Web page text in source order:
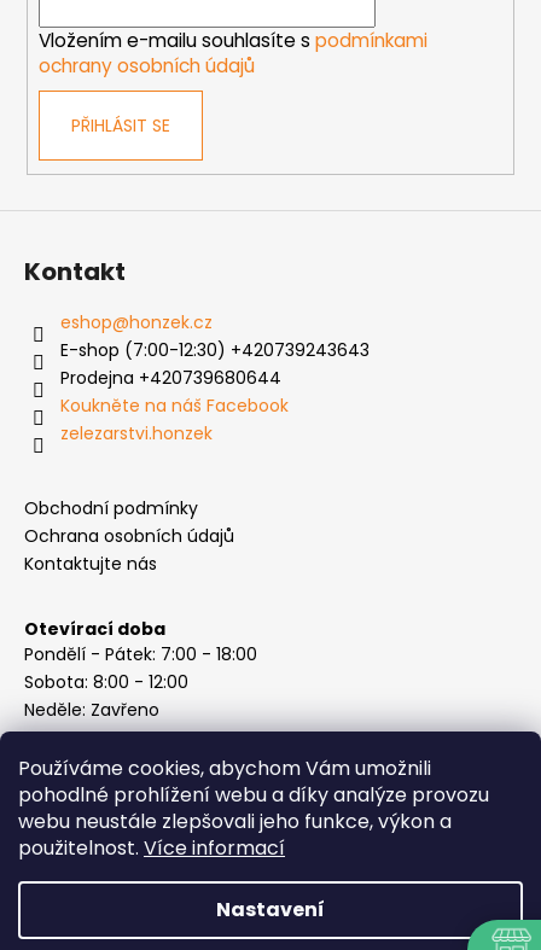
Používáme cookies, abychom Vám umožnili
pohodlné prohlížení webu a díky analýze provozu
webu neustále zlepšovali jeho funkce, výkon a
použitelnost. Více informací
Nastavení
Vložením e-mailu souhlasíte s podmínkami
ochrany osobních údajů
PŘIHLÁSIT SE
Kontakt
eshop@honzek.cz
E-shop (7:00-12:30) +420739243643
Prodejna +420739680644
Koukněte na náš Facebook
zelezarstvi.honzek
Obchodní podmínky
Ochrana osobních údajů
Kontaktujte nás
Otevírací doba
Pondělí - Pátek: 7:00 - 18:00
Sobota: 8:00 - 12:00
Neděle: Zavřeno
Instagram